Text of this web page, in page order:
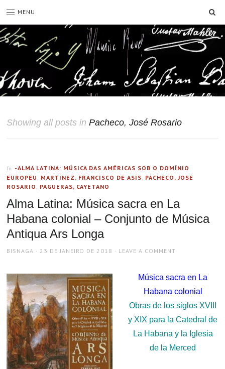
MENU
Showing all posts inPacheco, José Rosario
In -ALMA LATINA: MÚSICA DAS AMÉRICAS SOB O DOMÍNIO
EUROPEU , MARTÍNEZ, FRANCISCO DE ASÍS, PACHECO, JOSÉ
ROSARIO , PAGUERAS, CAYETANO
Alma Latina: Música sacra en La
Habana colonial – Conjunto de Música
Antiqua Ars Longa
AUTHOR
BISNAGA
POSTED
23 DE JANEIRO DE 2018 LEAVE A COMMENT
Música sacra en La
Habana colonial
Obras de los siglos XVIII
y XIX para la Catedral de
La Habana y la Iglesia
de la Merced